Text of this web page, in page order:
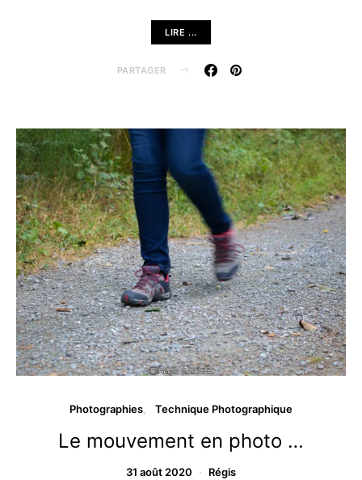
LIRE ...
PARTAGER
Photographies Technique Photographique
Le mouvement en photo …
31 août 2020 Régis